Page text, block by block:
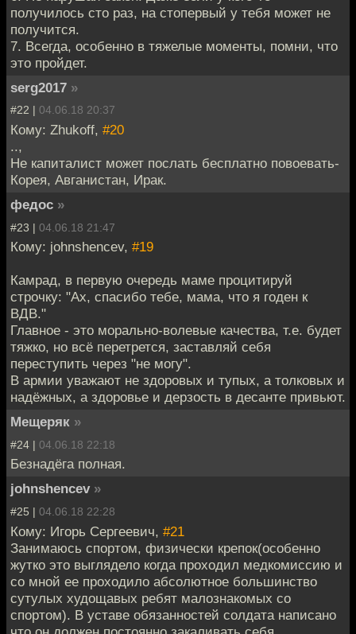
получилось сто раз, на стопервый у тебя может не
получится.
7. Всегда, особенно в тяжелые моменты, помни, что
это пройдет.
serg2017 »
#22 | 04.06.18 20:37
Кому: Zhukoff, #20
..,
Не капиталист может послать бесплатно повоевать-
Корея, Авганистан, Ирак.
федос »
#23 | 04.06.18 21:47
Кому: johnshencev, #19
Камрад, в первую очередь маме процитируй
строчку: "Ах, спасибо тебе, мама, что я годен к
ВДВ."
Главное - это морально-волевые качества, т.е. будет
тяжко, но всё перетрется, заставляй себя
переступить через "не могу".
В армии уважают не здоровых и тупых, а толковых и
надёжных, а здоровье и дерзость в десанте привьют.
Мещеряк »
#24 | 04.06.18 22:18
Безнадёга полная.
johnshencev »
#25 | 04.06.18 22:28
Кому: Игорь Сергеевич, #21
Занимаюсь спортом, физически крепок(особенно
жутко это выглядело когда проходил медкомиссию и
со мной ее проходило абсолютное большинство
сутулых худощавых ребят малознакомых со
спортом). В уставе обязанностей солдата написано